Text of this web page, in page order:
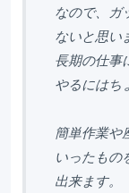
なので、ガ
ないと思い
長期の仕事
やるにはち
簡単作業や
いったもの
出来ます。